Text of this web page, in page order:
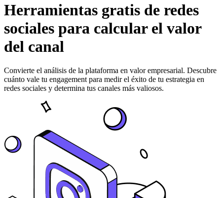
Herramientas gratis de redes
sociales para calcular el valor
del canal
Convierte el análisis de la plataforma en valor empresarial. Descubre
cuánto vale tu engagement para medir el éxito de tu estrategia en
redes sociales y determina tus canales más valiosos.